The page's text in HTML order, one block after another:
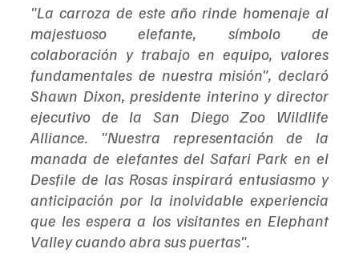
"La carroza de este año rinde homenaje al
majestuoso elefante, símbolo de
colaboración y trabajo en equipo, valores
fundamentales de nuestra misión", declaró
Shawn Dixon, presidente interino y director
ejecutivo de la San Diego Zoo Wildlife
Alliance. "Nuestra representación de la
manada de elefantes del Safari Park en el
Desfile de las Rosas inspirará entusiasmo y
anticipación por la inolvidable experiencia
que les espera a los visitantes en Elephant
Valley cuando abra sus puertas".